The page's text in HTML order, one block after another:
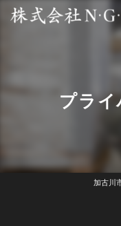
プライ
加古川